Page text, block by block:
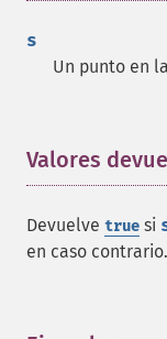
s
Un punto en
Valores
Devuelve true si
en caso contrario.